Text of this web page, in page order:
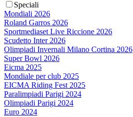
Speciali
Mondiali 2026
Roland Garros 2026
Sportmediaset Live Riccione 2026
Scudetto Inter 2026
Olimpiadi Invernali Milano Cortina 2026
Super Bowl 2026
Eicma 2025
Mondiale per club 2025
EICMA Riding Fest 2025
Paralimpiadi Parigi 2024
Olimpiadi Parigi 2024
Euro 2024